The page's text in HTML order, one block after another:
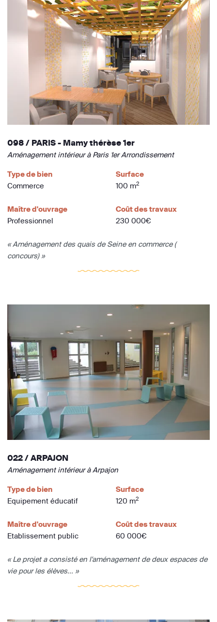
098 / PARIS - Mamy thérèse 1er
Aménagement intérieur à Paris 1er Arrondissement
Type de bien
Commerce
Surface
100 m2
Maître d'ouvrage
Professionnel
Coût des travaux
230 000€
« Aménagement des quais de Seine en commerce (
concours) »
022 / ARPAJON
Aménagement intérieur à Arpajon
Type de bien
Equipement éducatif
Surface
120 m2
Maître d'ouvrage
Etablissement public
Coût des travaux
60 000€
« Le projet a consisté en l'aménagement de deux espaces de
vie pour les élèves... »